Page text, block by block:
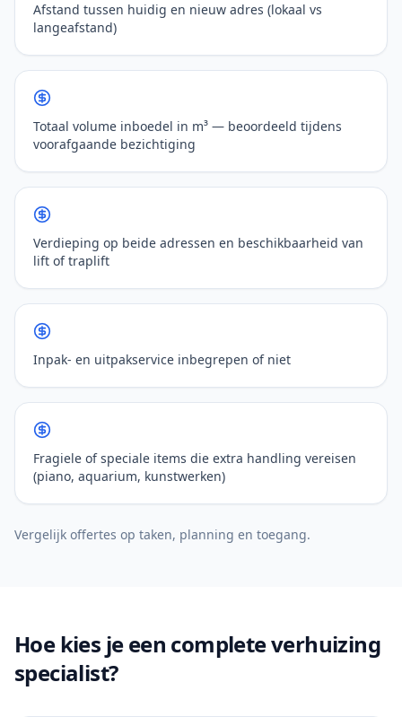
Afstand tussen huidig en nieuw adres (lokaal vs
langeafstand)
Totaal volume inboedel in m³ — beoordeeld tijdens
voorafgaande bezichtiging
Verdieping op beide adressen en beschikbaarheid van
lift of traplift
Inpak- en uitpakservice inbegrepen of niet
Fragiele of speciale items die extra handling vereisen
(piano, aquarium, kunstwerken)
Vergelijk offertes op taken, planning en toegang.
Hoe kies je een complete verhuizing
specialist?